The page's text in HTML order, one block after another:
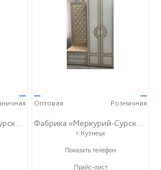
— —
Оптовая
—
Розничная
г.Кузнецк
+7 (8415) 73-05-06
Показать телефон
Прайс-лист